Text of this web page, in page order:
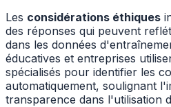
Les considérations éthiques
des réponses qui peuvent
dans les données
éducatives et entreprises
spécialisés pour identifier les
automatiquement, soulignant
transparence dans l'utilisation